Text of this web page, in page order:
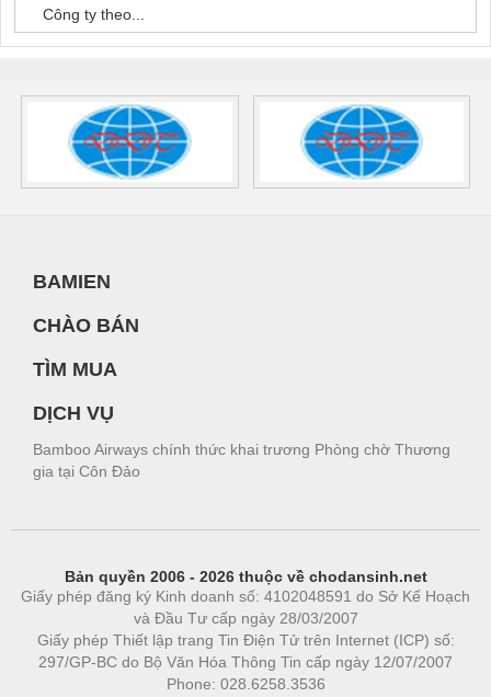
Công ty theo...
BAMIEN
CHÀO BÁN
TÌM MUA
DỊCH VỤ
Bamboo Airways chính thức khai trương Phòng chờ Thương
gia tại Côn Đảo
Bản quyền 2006 - 2026 thuộc về chodansinh.net
Giấy phép đăng ký Kinh doanh số: 4102048591 do Sở Kế Hoạch
và Đầu Tư cấp ngày 28/03/2007
Giấy phép Thiết lập trang Tin Điện Tử trên Internet (ICP) số:
297/GP-BC do Bộ Văn Hóa Thông Tin cấp ngày 12/07/2007
Phone: 028.6258.3536